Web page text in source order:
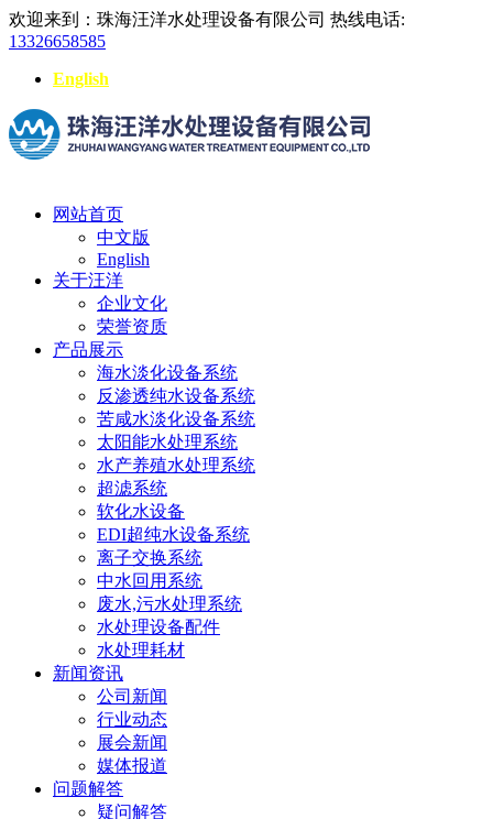
欢迎来到：珠海汪洋水处理设备有限公司 热线电话:
13326658585
English
网站首页
中文版
English
关于汪洋
企业文化
荣誉资质
产品展示
海水淡化设备系统
反渗透纯水设备系统
苦咸水淡化设备系统
太阳能水处理系统
水产养殖水处理系统
超滤系统
软化水设备
EDI超纯水设备系统
离子交换系统
中水回用系统
废水,污水处理系统
水处理设备配件
水处理耗材
新闻资讯
公司新闻
行业动态
展会新闻
媒体报道
问题解答
疑问解答